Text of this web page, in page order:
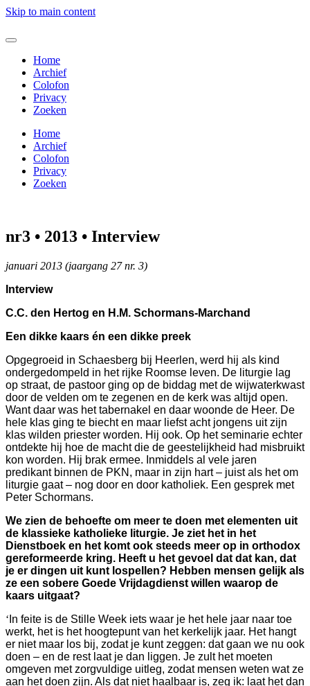
Skip to main content
Home
Archief
Colofon
Privacy
Zoeken
Home
Archief
Colofon
Privacy
Zoeken
nr3 • 2013 • Interview
januari 2013 (jaargang 27 nr. 3)
Interview
C.C. den Hertog en H.M. Schormans-Marchand
Een dikke kaars én een dikke preek
Opgegroeid in Schaesberg bij Heerlen, werd hij als kind
ondergedompeld in het rijke Roomse leven. De liturgie lag
op straat, de pastoor ging op de biddag met de wijwaterkwast
door de velden om te zegenen en de kerk was altijd open.
Want daar was het tabernakel en daar woonde de Heer. De
hele klas ging te biecht en maar liefst acht jongens uit zijn
klas wilden priester worden. Hij ook. Op het seminarie echter
ontdekte hij hoe de macht die de geestelijkheid had misbruikt
kon worden. Hij brak ermee. Inmiddels al vele jaren
predikant binnen de PKN, maar in zijn hart – juist als het om
liturgie gaat – nog door en door katholiek. Een gesprek met
Peter Schormans.
We zien de behoefte om meer te doen met elementen uit
de klassieke katholieke liturgie. Je ziet het in het
Dienstboek en het komt ook steeds meer op in orthodox
gereformeerde kring. Heeft u het gevoel dat dat kan, dat
je er dingen uit kunt lospellen? Hebben mensen gelijk als
ze een sobere Goede Vrijdagdienst willen waarop de
kaars uitgaat?
‘ In feite is de Stille Week iets waar je het hele jaar naar toe
werkt, het is het hoogtepunt van het kerkelijk jaar. Het hangt
er niet maar los bij, zodat je kunt zeggen: dat gaan we nu ook
doen – en de rest laat je dan liggen. Je zult het moeten
omgeven met zorgvuldige uitleg, zodat mensen weten wat ze
aan het doen zijn. Als dat niet haalbaar is, zeg ik: laat het dan